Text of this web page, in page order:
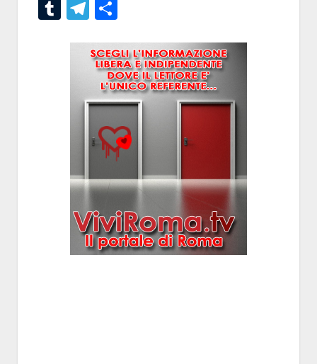
TumblrTelegram